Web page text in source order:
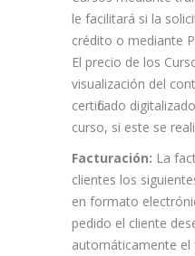
le facilitará si la
crédito o mediante
El precio de los
visualización del
certificado
curso, si este se
Facturación: La
clientes los
en formato
pedido el cliente
automáticamente